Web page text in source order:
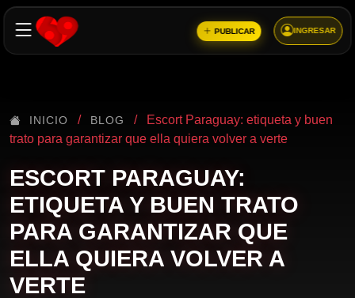
PUBLICAR INGRESAR
INICIO / BLOG /
Escort Paraguay: etiqueta y buen
trato para garantizar que ella quiera volver a verte
ESCORT PARAGUAY:
ETIQUETA Y BUEN TRATO
PARA GARANTIZAR QUE
ELLA QUIERA VOLVER A
VERTE